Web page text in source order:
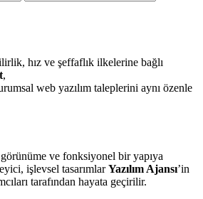
hız ve şeffaflık ilkelerine bağlı
,
web yazılım taleplerini aynı özenle
ve fonksiyonel bir yapıya
işlevsel tasarımlarYazılım Ajansı’in
tarafından hayata geçirilir.